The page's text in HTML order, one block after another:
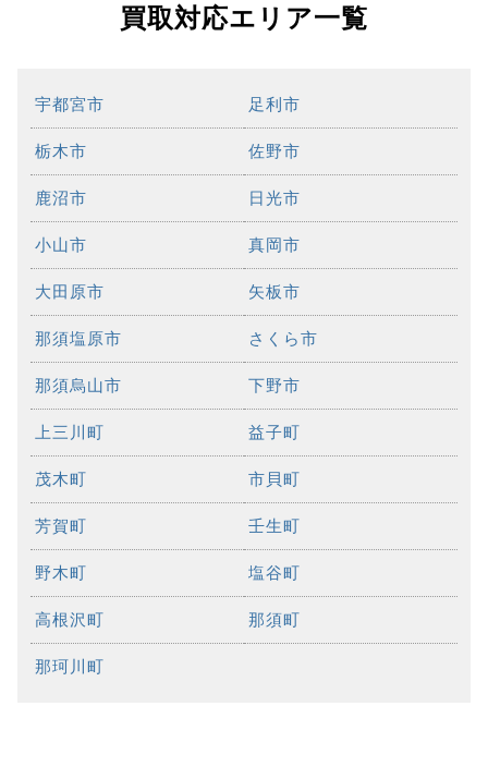
買取対応エリア一覧
宇都宮市 足利市
栃木市 佐野市
鹿沼市 日光市
小山市 真岡市
大田原市 矢板市
那須塩原市 さくら市
那須烏山市 下野市
上三川町 益子町
茂木町 市貝町
芳賀町 壬生町
野木町 塩谷町
高根沢町 那須町
那珂川町